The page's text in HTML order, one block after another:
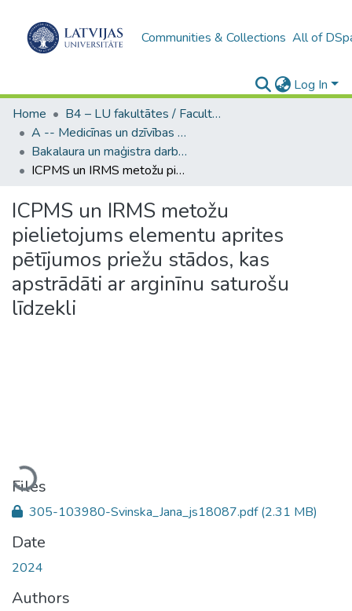
Communities & Collections All of
Log In
Home
B4 – LU fakultātes / Faculties of the UL
A -- Medicīnas un dzīvības zinātņu fakultāte / Faculty of Medicine and Life Sciences
Bakalaura un maģistra darbi (MDZF) / Bachelor's and Master's theses
ICPMS un IRMS metožu pielietojums elementu aprites pētījumos priežu stādos, kas apstrādāti ar arginīnu saturošu līdzekli
ICPMS un IRMS metožu
pielietojums elementu aprites
pētījumos priežu stādos, kas
apstrādāti ar arginīnu saturošu
līdzekli
Loading...
Files
305-103980-Svinska_Jana_js18087.pdf(2.31 MB)
Date
2024
Authors